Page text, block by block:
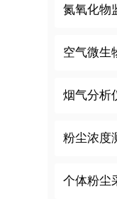
氮氧化物
空气微生
烟气分析
粉尘浓度
个体粉尘